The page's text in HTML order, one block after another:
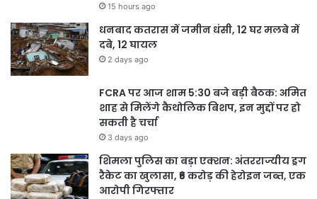
15 hours ago
धनबाद कतरास में जमीन धंसी, 12 घर मलबे में
दबे, 12 घायल
2 days ago
FCRA पर आज शाम 5:30 बजे बड़ी बैठक: अमित
शाह से मिलेंगे कैथोलिक बिशप, इन मुद्दों पर हो
सकती है चर्चा
3 days ago
शिमला पुलिस का बड़ा एक्शन: अंतरराज्यीय ड्रग
रैकेट का खुलासा, ₹6 करोड़ की हेरोइन जब्त, एक
आरोपी गिरफ्तार